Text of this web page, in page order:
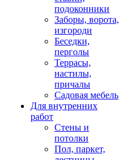
подоконники
Заборы, ворота,
изгороди
Беседки,
перголы
Террасы,
настилы,
причалы
Садовая мебель
Для внутренних
работ
Стены и
потолки
Пол, паркет,